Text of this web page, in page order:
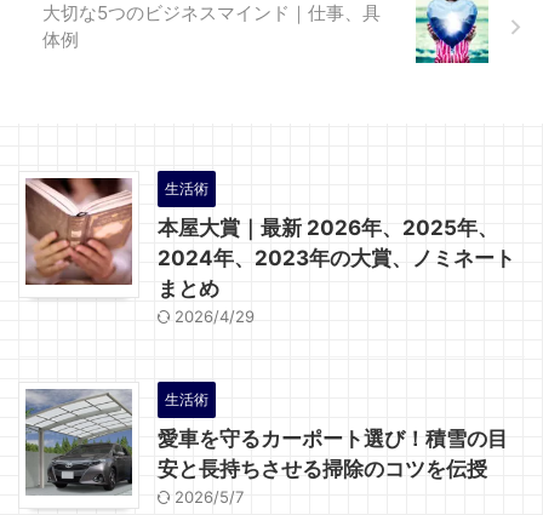
大切な5つのビジネスマインド｜仕事、具
体例
生活術
本屋大賞｜最新 2026年、2025年、
2024年、2023年の大賞、ノミネート
まとめ
2026/4/29
生活術
愛車を守るカーポート選び！積雪の目
安と長持ちさせる掃除のコツを伝授
2026/5/7